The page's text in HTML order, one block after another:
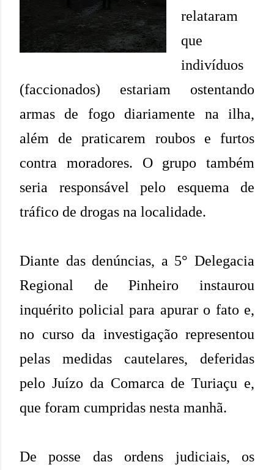
relataram
que
indivíduos
(faccionados) estariam ostentando
armas de fogo diariamente na ilha,
além de praticarem roubos e furtos
contra moradores. O grupo também
seria responsável pelo esquema de
tráfico de drogas na localidade.
Diante das denúncias, a 5° Delegacia
Regional de Pinheiro instaurou
inquérito policial para apurar o fato e,
no curso da investigação representou
pelas medidas cautelares, deferidas
pelo Juízo da Comarca de Turiaçu e,
que foram cumpridas nesta manhã.
De posse das ordens judiciais, os